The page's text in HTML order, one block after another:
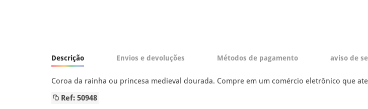
Descrição Envios e devoluções Métodos de pagamento aviso de
Coroa da rainha ou princesa medieval dourada. Compre em um comércio eletrônico que
Ref: 50948